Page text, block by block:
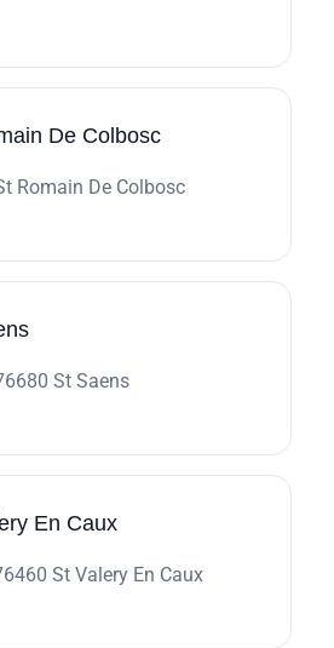
De Colbosc
Romain De Colbosc
St Saens
En Caux
St Valery En Caux